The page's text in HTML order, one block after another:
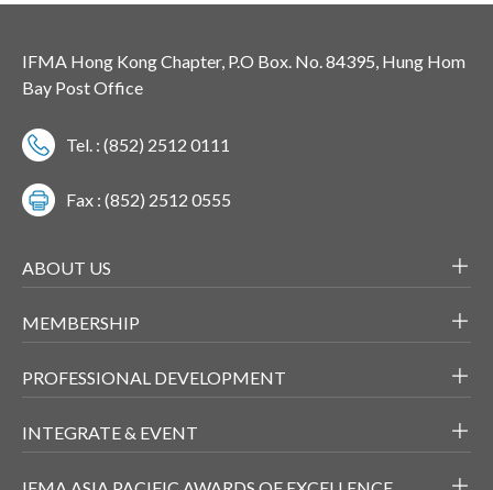
IFMA Hong Kong Chapter, P.O Box. No. 84395, Hung Hom
Bay Post Office
Tel. : (852) 2512 0111
Fax : (852) 2512 0555
ABOUT US
MEMBERSHIP
PROFESSIONAL DEVELOPMENT
INTEGRATE & EVENT